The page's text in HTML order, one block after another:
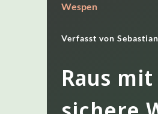
Wespen
Verfasst von
Raus